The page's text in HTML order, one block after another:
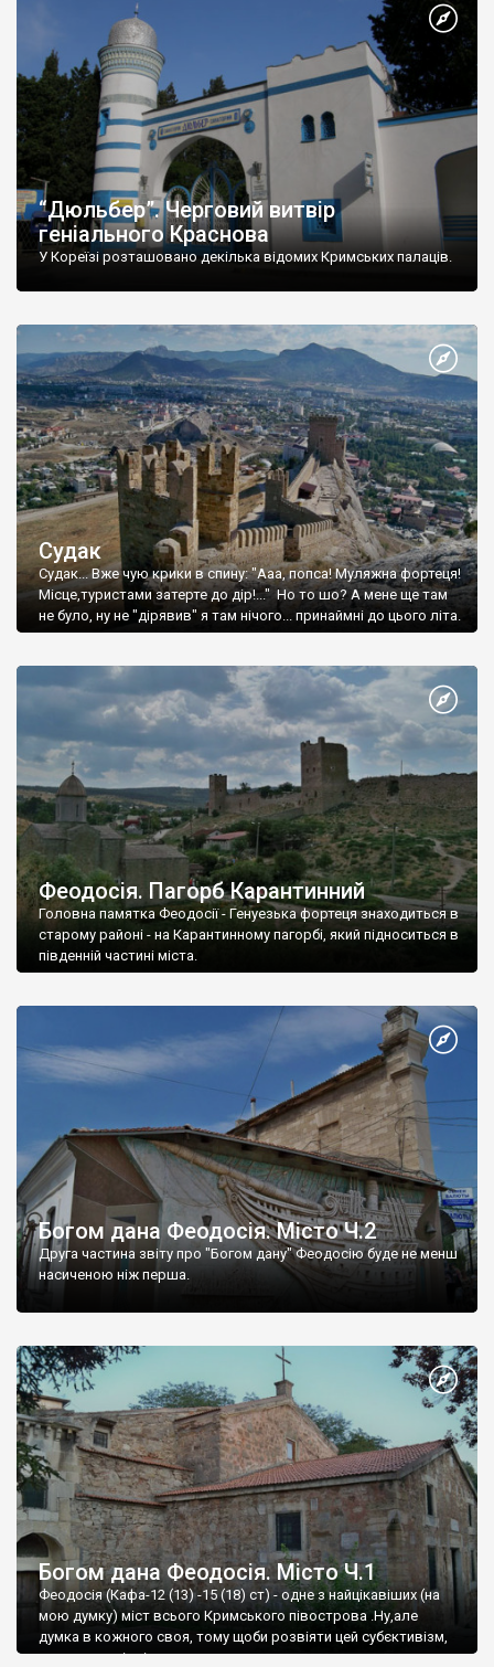
“Дюльбер”. Черговий витвір
геніального Краснова
У Кореїзі розташовано декілька відомих Кримських палаців.
Судак
Судак... Вже чую крики в спину: "Ааа, попса! Муляжна фортеця!
Місце,туристами затерте до дір!..." Но то шо? А мене ще там
не було, ну не "дірявив" я там нічого... принаймні до цього літа.
Феодосія. Пагорб Карантинний
Головна памятка Феодосії - Генуезька фортеця знаходиться в
старому районі - на Карантинному пагорбі, який підноситься в
південній частині міста.
Богом дана Феодосія. Місто Ч.2
Друга частина звіту про "Богом дану" Феодосію буде не менш
насиченою ніж перша.
Богом дана Феодосія. Місто Ч.1
Феодосія (Кафа-12 (13) -15 (18) ст) - одне з найцікавіших (на
мою думку) міст всього Кримського півострова .Ну,але
думка в кожного своя, тому щоби розвіяти цей субєктивізм,
запрошую відвідати це